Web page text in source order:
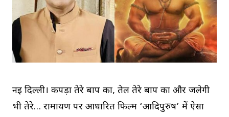
नई दिल्ली। कपड़ा तेरे बाप का, तेल तेरे बाप का और जलेगी
भी तेरे… रामायण पर आधारित फिल्म ‘आदिपुरुष’ में ऐसा